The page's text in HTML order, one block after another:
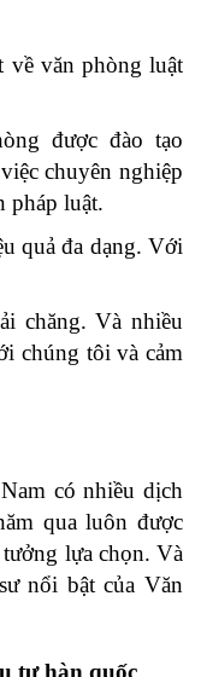
về văn phòng luật
được đào tạo
chuyên nghiệp
pháp luật.
quả đa dạng. Với
chăng. Và nhiều
chúng tôi và cảm
có nhiều dịch
qua luôn được
lựa chọn. Và
nổi bật của Văn
tư hàn quốc